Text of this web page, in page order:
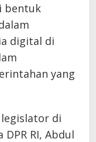
bentuk
digital di
yang
di
DPR RI, Abdul